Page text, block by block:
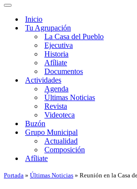
de
Menú
navegación
Inicio
Tu Agrupación
La Casa del Pueblo
Ejecutiva
Historia
Afíliate
Documentos
Actividades
Agenda
Últimas Noticias
Revista
Videoteca
Buzón
Grupo Municipal
Actualidad
Composición
Afíliate
Portada » Últimas Noticias » Reunión en la Casa